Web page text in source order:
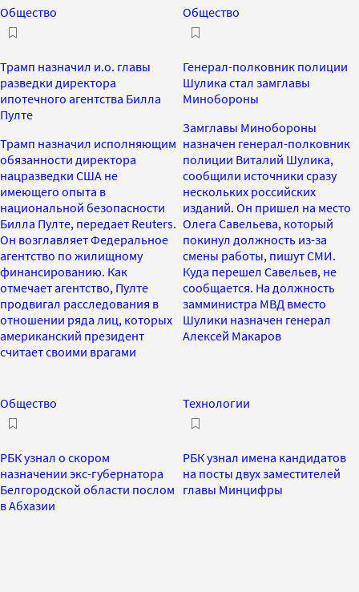
Общество
Трамп назначил и.о. главы
разведки директора
ипотечного агентства Билла
Пулте
Трамп назначил исполняющим
обязанности директора
нацразведки США не
имеющего опыта в
национальной безопасности
Билла Пулте, передает Reuters.
Он возглавляет Федеральное
агентство по жилищному
финансированию. Как
отмечает агентство, Пулте
продвигал расследования в
отношении ряда лиц, которых
американский президент
считает своими врагами
Общество
Генерал-полковник полиции
Шулика стал замглавы
Минобороны
Замглавы Минобороны
назначен генерал-полковник
полиции Виталий Шулика,
сообщили источники сразу
нескольких российских
изданий. Он пришел на место
Олега Савельева, который
покинул должность из-за
смены работы, пишут СМИ.
Куда перешел Савельев, не
сообщается. На должность
замминистра МВД вместо
Шулики назначен генерал
Алексей Макаров
Общество
РБК узнал о скором
назначении экс-губернатора
Белгородской области послом
в Абхазии
Технологии
РБК узнал имена кандидатов
на посты двух заместителей
главы Минцифры